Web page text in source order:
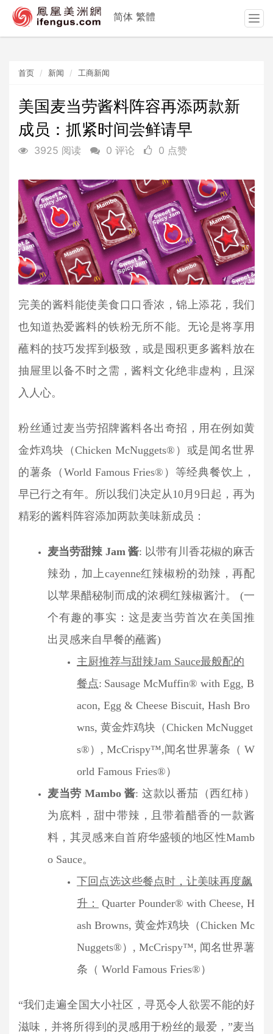
首页 新闻 工商新闻
美国麦当劳酱料阵容再添两款新
成员：抓紧时间尝鲜请早
3925 阅读 0 评论 0 点赞
完美的酱料能使美食口口香浓，锦上添花，我们
也知道热爱酱料的铁粉无所不能。无论是将享用
蘸料的技巧发挥到极致，或是囤积更多酱料放在
抽屉里以备不时之需，酱料文化绝非虚构，且深
入人心。
粉丝通过麦当劳招牌酱料各出奇招，用在例如黄
金炸鸡块（Chicken McNuggets®）或是闻名世界
的薯条（World Famous Fries®）等经典餐饮上，
早已行之有年。所以我们决定从10月9日起，再为
精彩的酱料阵容添加两款美味新成员：
麦当劳甜辣 Jam 酱: 以带有川香花椒的麻舌
辣劲，加上cayenne红辣椒粉的劲辣，再配
以苹果醋秘制而成的浓稠红辣椒酱汁。 (一
个有趣的事实：这是麦当劳首次在美国推
出灵感来自早餐的蘸酱)
主厨推荐与甜辣Jam Sauce最般配的
餐点: Sausage McMuffin® with Egg, B
acon, Egg & Cheese Biscuit, Hash Bro
wns, 黄金炸鸡块（Chicken McNugget
s®）, McCrispy™,闻名世界薯条（ W
orld Famous Fries®）
麦当劳 Mambo 酱: 这款以番茄（西红柿）
为底料，甜中带辣，且带着醋香的一款酱
料，其灵感来自首府华盛顿的地区性Mamb
o Sauce。
下回点选这些餐点时，让美味再度飙
升：
Quarter Pounder® with Cheese, H
ash Browns, 黄金炸鸡块（Chicken Mc
Nuggets®）, McCrispy™, 闻名世界薯
条（ World Famous Fries®）
“我们走遍全国大小社区，寻觅令人欲罢不能的好
滋味，并将所得到的灵感用于粉丝的最爱，”麦当
简体 繁體
T
o
t
i
o
n